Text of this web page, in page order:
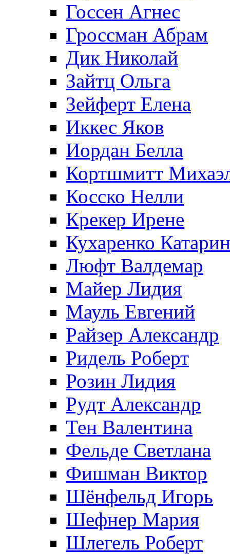
Госсен Агнес
Гроссман Абрам
Дик Николай
Зайтц Ольга
Зейферт Елена
Иккес Яков
Иордан Белла
Кортшмитт
Косско Нелли
Крекер Ирене
Кухаренко
Люфт Валдемaр
Майер Лидия
Мауль Евгений
Райзер Александр
Ридель Роберт
Розин Лидия
Рудт Александр
Тен Валентина
Фельде Светлана
Фишман Виктор
Шёнфельд Игорь
Шефнер Мария
Шлегель Роберт